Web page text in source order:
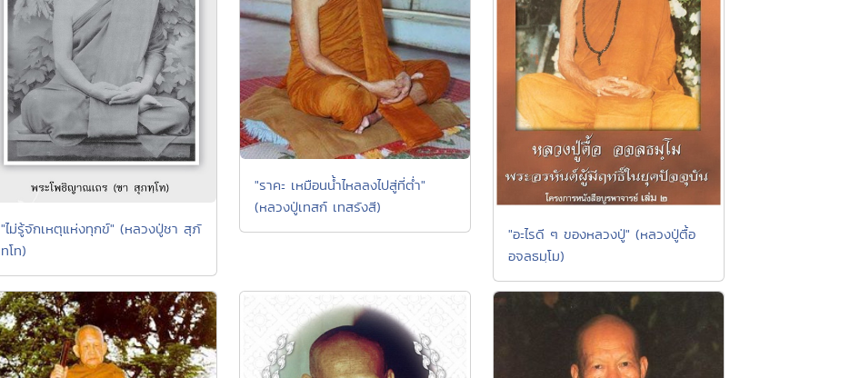
"ไม่รู้จักเหตุแห่งทุกข์" (หลวงปู่ชา สุภั
ทโท)
"ราคะ เหมือนน้ำไหลลงไปสู่ที่ต่ำ"
(หลวงปู่เทสก์ เทสรังสี)
"อะไรดี ๆ ของหลวงปู่" (หลวงปู่ตื้อ
อจลธมฺโม)